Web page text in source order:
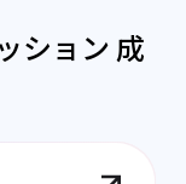
ション 成